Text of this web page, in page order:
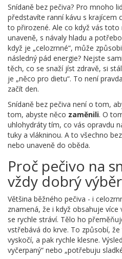
Snídaně bez pečiva? Pro mnoho
představíte ranní kávu s krajícem
to přirozené. Ale co když vás
unaveně, s návaly hladu a
když je „celozrnné“, může
následný pád energie? Nejste
těch, co se snaží jíst zdravě, si
je „něco pro dietu“. To není
začít den.
Snídaně bez pečiva není o tom,
tom, abyste něco zaměnili. O
uhlohydráty tím, co vás opravdu
tuky a vlákninou. A to všechno
nebo unaveně do oběda.
Proč pečivo na
vždy dobrý výběr
Většina běžného pečiva - i
znamená, že i když obsahuje více
se rychle stráví. Tělo ho
vstřebává do krve. To způsobí, že
vyskočí, a pak rychle klesne.
vyčerpaný“ nebo „potřebuju